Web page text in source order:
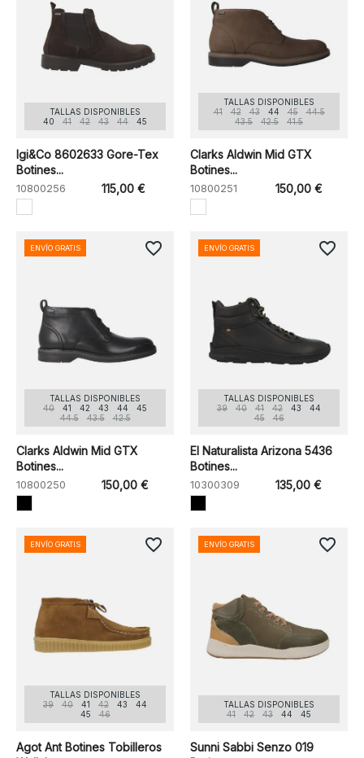
TALLAS DISPONIBLES
40
41 42 43 44 45
Igi&Co 8602633 Gore-Tex
Botines...
10800256 115,00 €
TALLAS DISPONIBLES
41
42 43 44 45
44.5
43.5
42.5 41.5
Clarks Aldwin Mid GTX
Botines...
10800251 150,00 €
TALLAS DISPONIBLES
40
41 42 43 44
45
44.5
43.5 42.5
Clarks Aldwin Mid GTX
Botines...
10800250 150,00 €
ENVÍO GRATIS favorite_border
TALLAS DISPONIBLES
39
40 41 42 43
44
45
46
El Naturalista Arizona 5436
Botines...
10300309 135,00 €
ENVÍO GRATIS favorite_border
TALLAS DISPONIBLES
39
40 41 42 43
44
45
46
Agot Ant Botines Tobilleros
ENVÍO GRATIS favorite_border
TALLAS DISPONIBLES
41
42 43 44 45
Sunni Sabbi Senzo 019
ENVÍO GRATIS favorite_border